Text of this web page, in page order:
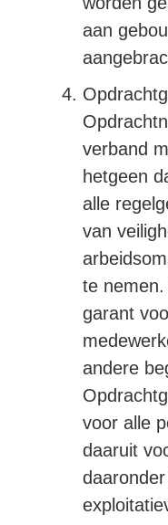
aan
verband
hetgeen
alle
van
te
garant
andere
voor alle
daaruit